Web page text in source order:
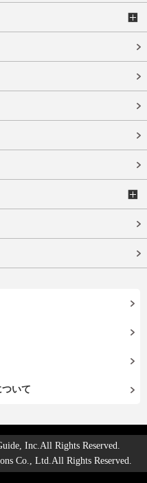
いて
Inc.All Rights Reserved.
Co., Ltd.All Rights Reserved.